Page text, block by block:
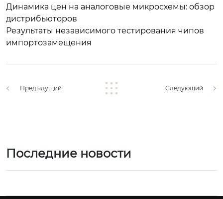
Динамика цен на аналоговые микросхемы: обзор
дистрибьюторов
Результаты независимого тестирования чипов
импортозамещения
Предыдущий Следующий
Последние новости